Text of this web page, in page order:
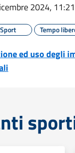
2024, 11:21
Sport Tempo
ed uso degli